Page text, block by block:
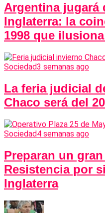
Argentina jugará
Inglaterra: la
1998 que
Sociedad3 semanas ago
La feria judicial
Chaco será del
Sociedad4 semanas ago
Preparan un
Resistencia por
Inglaterra